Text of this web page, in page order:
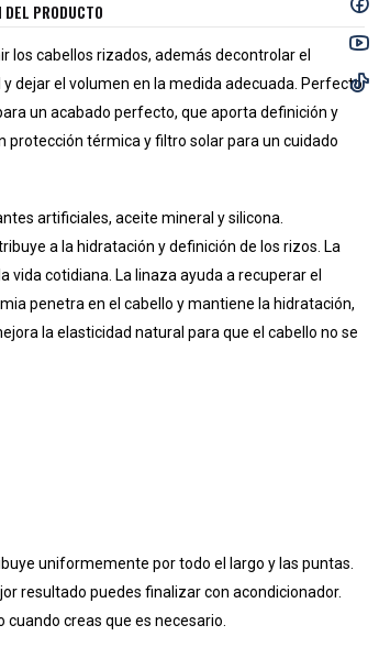
PRODUCTO
los cabellos rizados, además decontrolar el
dejar el volumen en la medida adecuada. Perfecto
un acabado perfecto, que aporta definición y
térmica y filtro solar para un cuidado
artificiales, aceite mineral y silicona.
a la hidratación y definición de los rizos. La
cotidiana. La linaza ayuda a recuperar el
penetra en el cabello y mantiene la hidratación,
la elasticidad natural para que el cabello no se
uniformemente por todo el largo y las puntas.
resultado puedes finalizar con acondicionador.
cuando creas que es necesario.